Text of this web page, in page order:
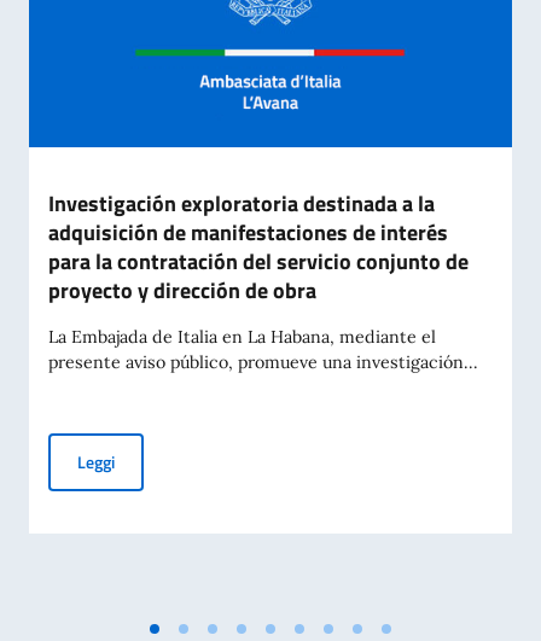
Investigación exploratoria destinada a la
adquisición de manifestaciones de interés
para la contratación del servicio conjunto de
proyecto y dirección de obra
La Embajada de Italia en La Habana, mediante el
presente aviso público, promueve una investigación...
LeggiInvestigación exploratoria destinada a la adquisición de